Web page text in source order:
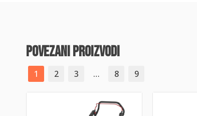
povezani proizvodi
1 2 3 … 8 9